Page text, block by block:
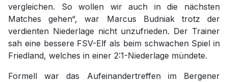
vergleichen. So wollen wir auch in die nächsten
Matches gehen“, war Marcus Budniak trotz der
verdienten Niederlage nicht unzufrieden. Der Trainer
sah eine bessere FSV-Elf als beim schwachen Spiel in
Friedland, welches in einer 2:1-Niederlage mündete.
Formell war das Aufeinandertreffen im Bergener